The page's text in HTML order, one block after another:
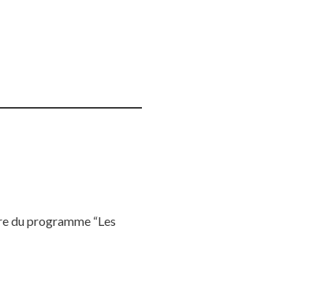
du programme “Les